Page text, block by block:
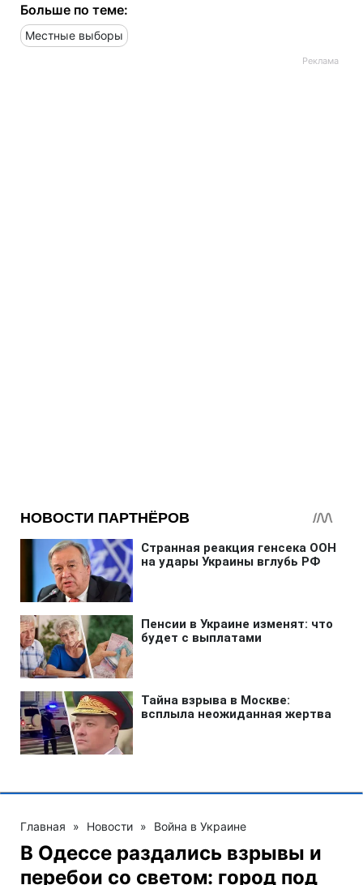
Больше по теме:
Местные выборы
Главная » Новости » Война в Украине
В Одессе раздались взрывы и
перебои со светом: город под